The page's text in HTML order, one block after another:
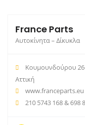
France Parts
Αυτοκίνητα – Δίκυκλα
Κουμουνδούρου 26-
Αττική
www.franceparts.eu
210 5743 168 & 698